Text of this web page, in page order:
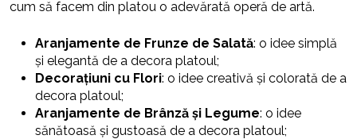
cum să facem din platou o adevărată operă de artă.
Aranjamente de Frunze de Salată: o idee simplă
și elegantă de a decora platoul;
Decorațiuni cu Flori: o idee creativă și colorată de a
decora platoul;
Aranjamente de Brânză și Legume: o idee
sănătoasă și gustoasă de a decora platoul;